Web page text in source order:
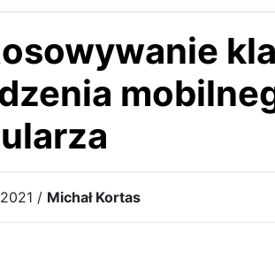
/ Michał Kortas